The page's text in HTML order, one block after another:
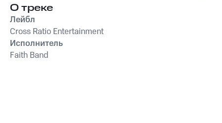
О треке
Лейбл
Cross Ratio Entertainment
Исполнитель
Faith Band